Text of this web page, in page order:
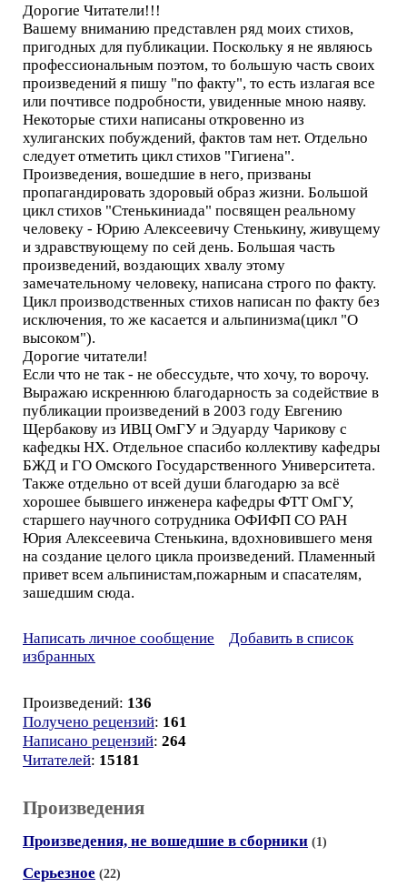
Дорогие Читатели!!!
Вашему вниманию представлен ряд моих стихов,
пригодных для публикации. Поскольку я не являюсь
профессиональным поэтом, то большую часть своих
произведений я пишу "по факту", то есть излагая все
или почтивсе подробности, увиденные мною наяву.
Некоторые стихи написаны откровенно из
хулиганских побуждений, фактов там нет. Отдельно
следует отметить цикл стихов "Гигиена".
Произведения, вошедшие в него, призваны
пропагандировать здоровый образ жизни. Большой
цикл стихов "Стенькиниада" посвящен реальному
человеку - Юрию Алексеевичу Стенькину, живущему
и здравствующему по сей день. Большая часть
произведений, воздающих хвалу этому
замечательному человеку, написана строго по факту.
Цикл производственных стихов написан по факту без
исключения, то же касается и альпинизма(цикл "О
высоком").
Дорогие читатели!
Если что не так - не обессудьте, что хочу, то ворочу.
Выражаю искреннюю благодарность за содействие в
публикации произведений в 2003 году Евгению
Щербакову из ИВЦ ОмГУ и Эдуарду Чарикову с
кафедкы НХ. Отдельное спасибо коллективу кафедры
БЖД и ГО Омского Государственного Университета.
Также отдельно от всей души благодарю за всё
хорошее бывшего инженера кафедры ФТТ ОмГУ,
старшего научного сотрудника ОФИФП СО РАН
Юрия Алексеевича Стенькина, вдохновившего меня
на создание целого цикла произведений. Пламенный
привет всем альпинистам,пожарным и спасателям,
зашедшим сюда.
Написать личное сообщение
Добавить в список
избранных
Произведений: 136
Получено рецензий: 161
Написано рецензий: 264
Читателей: 15181
Произведения
Произведения, не вошедшие в сборники (1)
Серьезное (22)